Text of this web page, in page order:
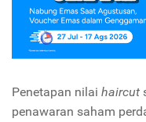
Penetapan nilai haircut
penawaran saham